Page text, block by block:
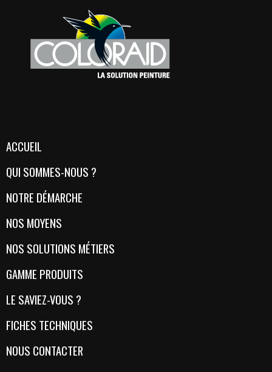
ACCUEIL
QUI SOMMES-NOUS ?
NOTRE DÉMARCHE
NOS MOYENS
NOS SOLUTIONS MÉTIERS
GAMME PRODUITS
LE SAVIEZ-VOUS ?
FICHES TECHNIQUES
NOUS CONTACTER